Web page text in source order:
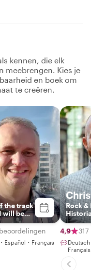
kennen, die elk
meebrengen. Kies je
en boek om
te creëren.
the track
will be
meet
Español・Français
Rock &
4,9